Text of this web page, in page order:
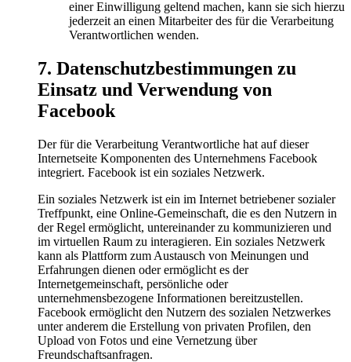
einer Einwilligung geltend machen, kann sie sich hierzu
jederzeit an einen Mitarbeiter des für die Verarbeitung
Verantwortlichen wenden.
7. Datenschutzbestimmungen zu
Einsatz und Verwendung von
Facebook
Der für die Verarbeitung Verantwortliche hat auf dieser
Internetseite Komponenten des Unternehmens Facebook
integriert. Facebook ist ein soziales Netzwerk.
Ein soziales Netzwerk ist ein im Internet betriebener sozialer
Treffpunkt, eine Online-Gemeinschaft, die es den Nutzern in
der Regel ermöglicht, untereinander zu kommunizieren und
im virtuellen Raum zu interagieren. Ein soziales Netzwerk
kann als Plattform zum Austausch von Meinungen und
Erfahrungen dienen oder ermöglicht es der
Internetgemeinschaft, persönliche oder
unternehmensbezogene Informationen bereitzustellen.
Facebook ermöglicht den Nutzern des sozialen Netzwerkes
unter anderem die Erstellung von privaten Profilen, den
Upload von Fotos und eine Vernetzung über
Freundschaftsanfragen.